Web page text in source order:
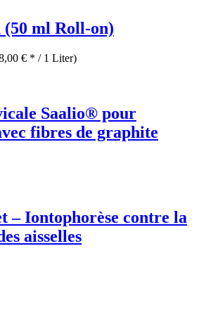
ml Roll-on)
€ * / 1 Liter)
Saalio® pour
fibres de graphite
– Iontophorèse contre la
aisselles